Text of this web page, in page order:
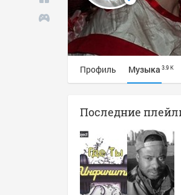
Профиль Музыка 3.9 K
Последние